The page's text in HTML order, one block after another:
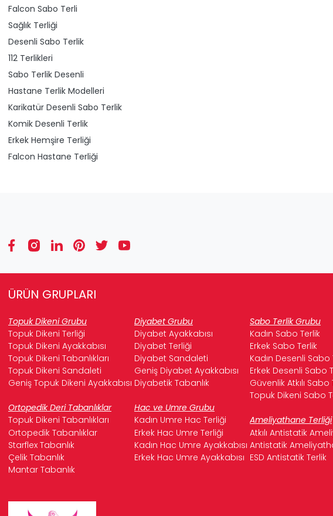
Falcon Sabo Terli
Sağlık Terliği
Desenli Sabo Terlik
112 Terlikleri
Sabo Terlik Desenli
Hastane Terlik Modelleri
Karikatür Desenli Sabo Terlik
Komik Desenli Terlik
Erkek Hemşire Terliği
Falcon Hastane Terliği
ÜRÜN GRUPLARI
Topuk Dikeni Grubu Diyabet Grubu Sabo Terlik Grubu
Topuk Dikeni Terliği
Diyabet Ayakkabısı Kadın Sabo Terlik
Topuk Dikeni Ayakkabısı
Diyabet Terliği Erkek Sabo Terlik
Topuk Dikeni Tabanlıkları
Diyabet Sandaleti Kadın Desenli Sabo
Topuk Dikeni Sandaleti
Geniş Diyabet Ayakkabısı Erkek Desenli Sabo
Geniş Topuk Dikeni Ayakkabısı Diyabetik Tabanlık Güvenlik Atkılı Sabo
Topuk Dikeni Sabo
Ortopedik Deri Tabanlıklar
Hac ve Umre Grubu
Topuk Dikeni Tabanlıkları
Kadın Umre Hac Terliği Ameliyathane Terliği
Ortopedik Tabanlıklar
Erkek Hac Umre Terliği Atkılı Antistatik
Starflex Tabanlık
Kadın Hac Umre Ayakkabısı Antistatik
Çelik Tabanlık
Erkek Hac Umre Ayakkabısı ESD Antistatik Terlik
Mantar Tabanlık